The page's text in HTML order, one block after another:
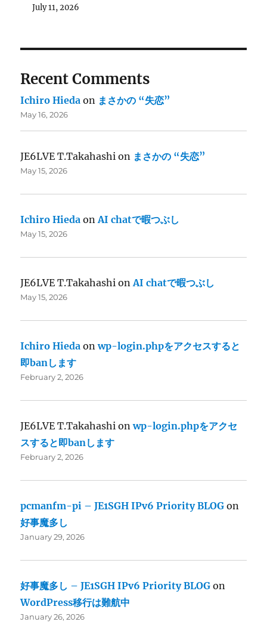
July 11, 2026
Recent Comments
Ichiro Hieda on まさかの “失恋”
May 16, 2026
JE6LVE T.Takahashi on まさかの “失恋”
May 15, 2026
Ichiro Hieda onAI chatで暇つぶし
May 15, 2026
JE6LVE T.Takahashi onAI chatで暇つぶし
May 15, 2026
Ichiro Hieda onwp-login.phpをアクセスすると
即banします
February 2, 2026
JE6LVE T.Takahashi onwp-login.phpをアクセ
スすると即banします
February 2, 2026
pcmanfm-pi – JE1SGH IPv6 Priority BLOG on
好事魔多し
January 29, 2026
好事魔多し – JE1SGH IPv6 Priority BLOG on
WordPress移行は難航中
January 26, 2026